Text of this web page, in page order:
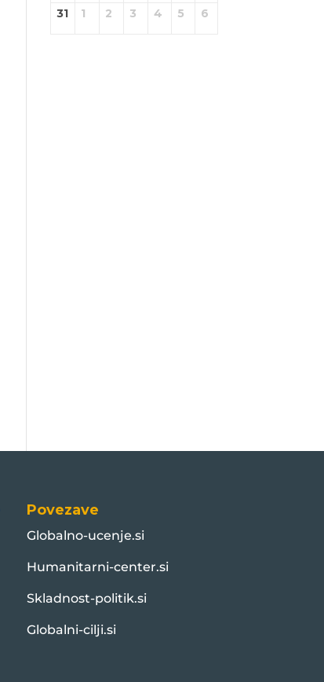
31
1 2 3 4 5 6
Povezave
Globalno-ucenje.si
Humanitarni-center.si
Skladnost-politik.si
Globalni-cilji.si